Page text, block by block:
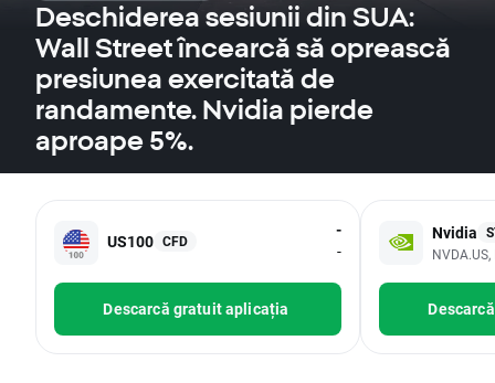
Deschiderea sesiunii din SUA:
Wall Street încearcă să oprească
presiunea exercitată de
randamente. Nvidia pierde
aproape 5%.
US100 CFD
-
-
Descarcă gratuit aplicația
Nvidia